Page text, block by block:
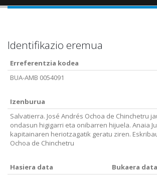
Identifikazio eremua
Erreferentzia kodea
BUA-AMB 0054091
Izenburua
Salvatierra. José Andrés Ochoa de Chinchetru
ondasun higigarri eta onibarren hijuela. Anaia
kapitainaren heriotzagatik geratu ziren.
Ochoa de Chinchetru
Hasiera data
Bukaera data